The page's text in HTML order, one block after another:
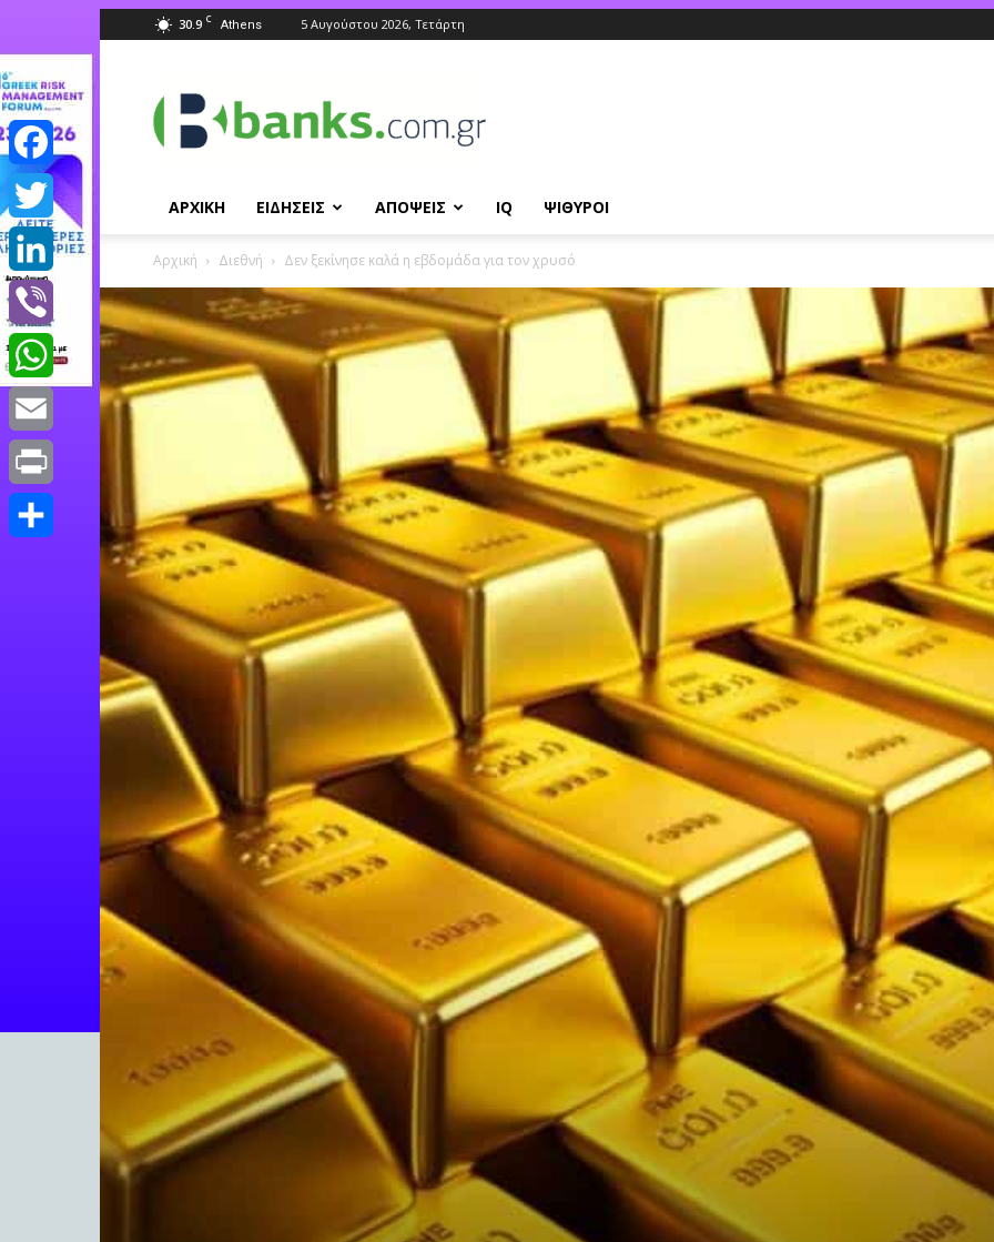
30.9 C Athens 5 Αυγούστου 2026, Τετάρτη
ΑΡΧΙΚΗ ΕΙΔΗΣΕΙΣ ΑΠΟΨΕΙΣ IQ ΨΙΘΥΡΟΙ
Αρχική Διεθνή Δεν ξεκίνησε καλά η εβδομάδα για τον χρυσό
Facebook
Twitter
LinkedIn
Viber
WhatsApp
Email
Print
Μοιραστείτε